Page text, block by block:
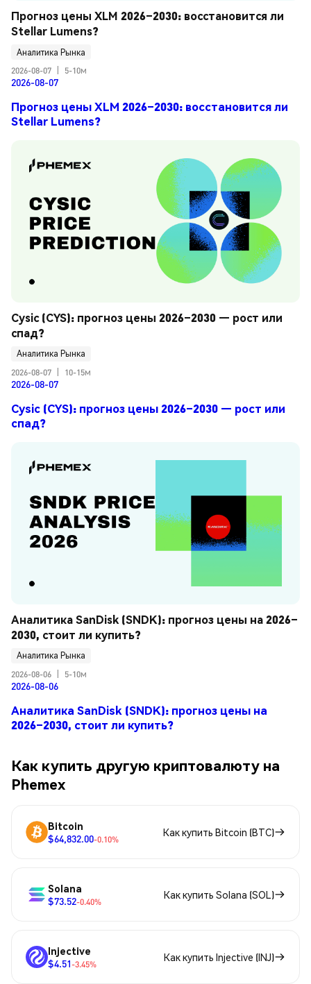
Прогноз цены XLM 2026–2030: восстановится ли
Stellar Lumens?
Аналитика Рынка
2026-08-07
5-10м
2026-08-07
Прогноз цены XLM 2026–2030: восстановится ли
Stellar Lumens?
Cysic (CYS): прогноз цены 2026–2030 — рост или
спад?
Аналитика Рынка
2026-08-07
10-15м
2026-08-07
Cysic (CYS): прогноз цены 2026–2030 — рост или
спад?
Аналитика SanDisk (SNDK): прогноз цены на 2026–
2030, стоит ли купить?
Аналитика Рынка
2026-08-06
5-10м
2026-08-06
Аналитика SanDisk (SNDK): прогноз цены на
2026–2030, стоит ли купить?
Как купить другую криптовалюту на
Phemex
Bitcoin
$64,832.00-0.10%
Как купить Bitcoin (BTC)
Solana
$73.52-0.40%
Как купить Solana (SOL)
Injective
$4.51-3.45%
Как купить Injective (INJ)